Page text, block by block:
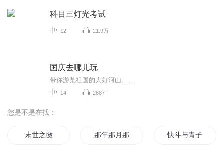
科目三灯光考试
12 21.9万
国庆去哪儿玩
带你游览祖国的大好河山……
14 2687
您是不是在找：
末世之徽 那年那月那时节 快斗与青子的情